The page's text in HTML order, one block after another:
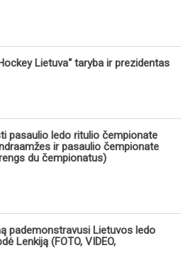
Lietuva“ taryba ir prezidentas
pasaulio ledo ritulio čempionate
ir pasaulio čempionate
du čempionatus)
pademonstravusi Lietuvos ledo
Lenkiją (FOTO, VIDEO,